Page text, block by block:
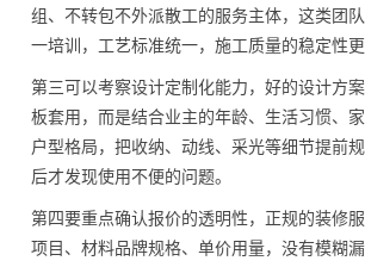
组、不转包不外派散工的服务主体，这类团
一培训，工艺标准统一，施工质量的稳定性更
第三可以考察设计定制化能力，好的设计方
板套用，而是结合业主的年龄、生活习惯、
户型格局，把收纳、动线、采光等细节提前
后才发现使用不便的问题。
第四要重点确认报价的透明性，正规的装修
项目、材料品牌规格、单价用量，没有模糊